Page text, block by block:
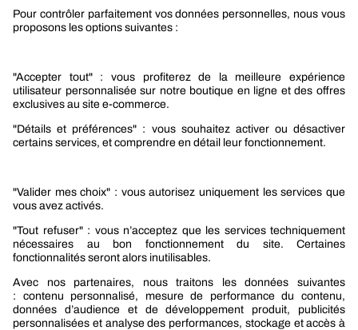
Le groupe Berner
Nos produits
Sélection produits automobile
Sélection produits bâtiment
Promotions
Nouveautés mobilité
Nouveautés construction
CARRIÈRES
NOTRE OFFRE